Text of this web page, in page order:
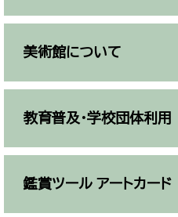
美術館について
教育普及・学校団体利用
鑑賞ツール アートカード